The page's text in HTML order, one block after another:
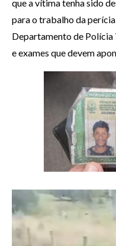
que a vítima tenha sido
para o trabalho da
Departamento de
e exames que devem
Tocador
de
vídeo